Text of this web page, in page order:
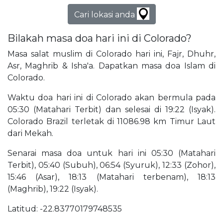
Cari lokasi anda
Bilakah masa doa hari ini di Colorado?
Masa salat muslim di Colorado hari ini, Fajr, Dhuhr,
Asr, Maghrib & Isha'a. Dapatkan masa doa Islam di
Colorado.
Waktu doa hari ini di Colorado akan bermula pada
05:30 (Matahari Terbit) dan selesai di 19:22 (Isyak).
Colorado Brazil terletak di 11086.98 km Timur Laut
dari Mekah.
Senarai masa doa untuk hari ini 05:30 (Matahari
Terbit), 05:40 (Subuh), 06:54 (Syuruk), 12:33 (Zohor),
15:46 (Asar), 18:13 (Matahari terbenam), 18:13
(Maghrib), 19:22 (Isyak).
Latitud: -22.83770179748535